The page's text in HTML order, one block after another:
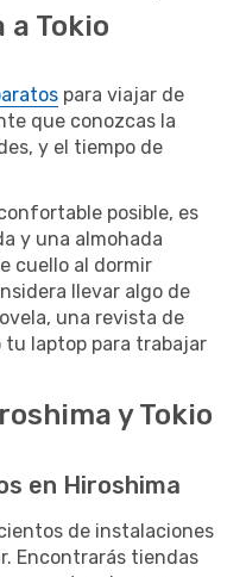
a Tokio
para viajar de
que conozcas la
y el tiempo de
posible, es
y una almohada
cuello al dormir
llevar algo de
una revista de
laptop para trabajar
y Tokio
en Hiroshima
de instalaciones
Encontrarás tiendas